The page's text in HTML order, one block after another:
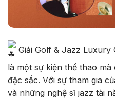
Giải Golf & Jazz
là một sự kiện thể thao
đặc sắc. Với sự tham gia
và những nghệ sĩ jazz tài